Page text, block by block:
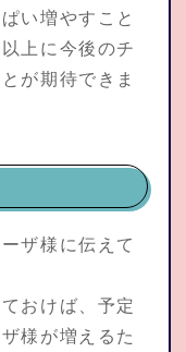
い増やすこと
上に今後のチ
が期待できま
ザ様に伝えて
おけば、予定
様が増えるた